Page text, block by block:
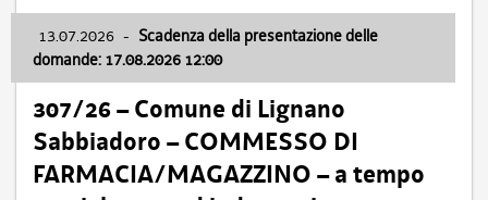
13.07.2026 - Scadenza della presentazione delle
domande: 17.08.2026 12:00
307/26 – Comune di Lignano
Sabbiadoro – COMMESSO DI
FARMACIA/MAGAZZINO – a tempo